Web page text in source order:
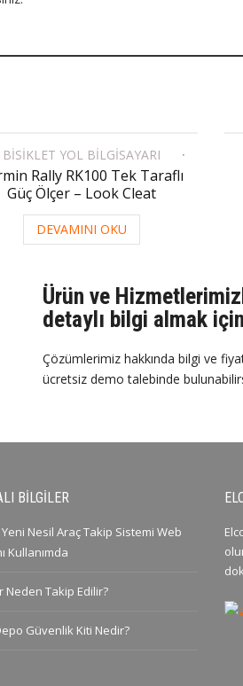
BISIKLET YOL BILGISAYARI
Rally RK100 Tek Taraflı
Güç Ölçer – Look Cleat
DEVAMINI OKU
Ürün ve
detaylı bilgi almak
Çözümlerimiz hakkında bilgi ve
ücretsiz demo talebinde
BILGILER
Yeni Nesil Araç Takip Sistemi Web
Kullanımda
Neden Takip Edilir?
Güvenlik Kiti Nedir?